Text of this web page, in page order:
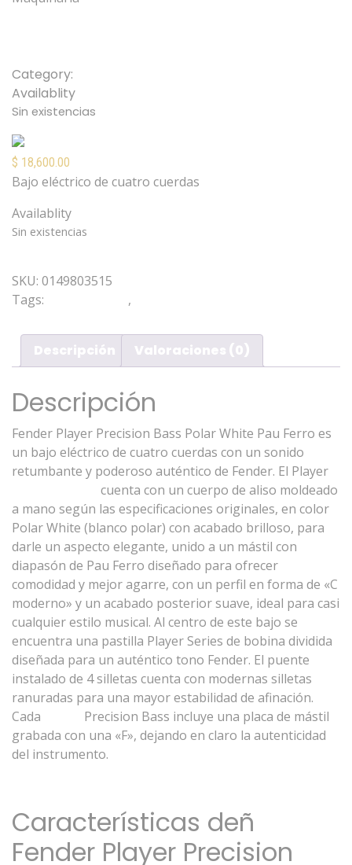
Category:
Availablity
Sin existencias
$ 18,600.00
Bajo eléctrico de cuatro cuerdas
Availablity
Sin existencias
SKU: 0149803515
Tags:
,
Descripción Valoraciones (0)
Descripción
Fender Player Precision Bass Polar White Pau Ferro es
un bajo eléctrico de cuatro cuerdas con un sonido
retumbante y poderoso auténtico de Fender. El Player
cuenta con un cuerpo de aliso moldeado
a mano según las especificaciones originales, en color
Polar White (blanco polar) con acabado brilloso, para
darle un aspecto elegante, unido a un mástil con
diapasón de Pau Ferro diseñado para ofrecer
comodidad y mejor agarre, con un perfil en forma de «C
moderno» y un acabado posterior suave, ideal para casi
cualquier estilo musical. Al centro de este bajo se
encuentra una pastilla Player Series de bobina dividida
diseñada para un auténtico tono Fender. El puente
instalado de 4 silletas cuenta con modernas silletas
ranuradas para una mayor estabilidad de afinación.
Cada
Precision Bass incluye una placa de mástil
grabada con una «F», dejando en claro la autenticidad
del instrumento.
Características deñ
Fender Player Precision